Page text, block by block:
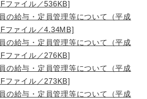
ファイル／536KB]
の給与・定員管理等について（平成
ファイル／4.34MB]
の給与・定員管理等について（平成
ファイル／276KB]
の給与・定員管理等について（平成
ファイル／273KB]
の給与・定員管理等について（平成